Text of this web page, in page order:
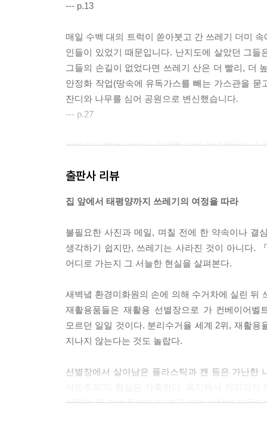
--- p.13
매일 수백 대의 트럭이 쏟아붓고 간 쓰레기 더미
인들이 있었기 때문입니다. 난지도에 살았던 그
그들의 손길이 없었다면 쓰레기 산은 더 빨리, 더
안정화 작업(땅속에 유독가스를 빼는 가스관을
잔디와 나무를 심어 공원으로 변신했습니다.
--- p.27
컨베이어 벨트 앞에서 어깨를 맞댄 선별원들의
어도 딱딱한 것과 말랑한 것을 구별해 냅니다. 우
러나요. 우리가 믿었던 60%의 재활용률에는 태워
파타고니아는 본인들이 추구하는 철학을 광고로
로는 “새옷을 사는 대신, 고쳐 입으세요.”라는 메
을 두 사람이 2년 반씩 나눠 입자고 제안했습니다.
작했습니다. 심지어 다른 브랜드 옷도 받아 주었
였습니다.
--- pp.81-82
숲속의 균사체가 흩어진 영양분을 한데 모으듯,
출판사 리뷰
집 앞에서 태평양까지 쓰레기의 여정을 따라
불필요한 사진과 메일, 며칠 전에 한 약속이나 결
생각하기 쉽지만, 쓰레기는 사라진 것이 아니다.
어디로 가는지 그 서늘한 현실을 살펴본다.
새벽녘 환경미화원의 손에 의해 수거차에 실린 뒤
재활용품들은 재활용 선별장으로 가 컨베이어
모르던 일일 것이다. 분리수거율 세계 2위, 재활
지나지 않는다는 것도 놀랍다.
선별장에서 살아남은 플라스틱과 캔 등은 가난한
생물의 몸 속에 들어가고, 결국 우리 식탁에 되돌아